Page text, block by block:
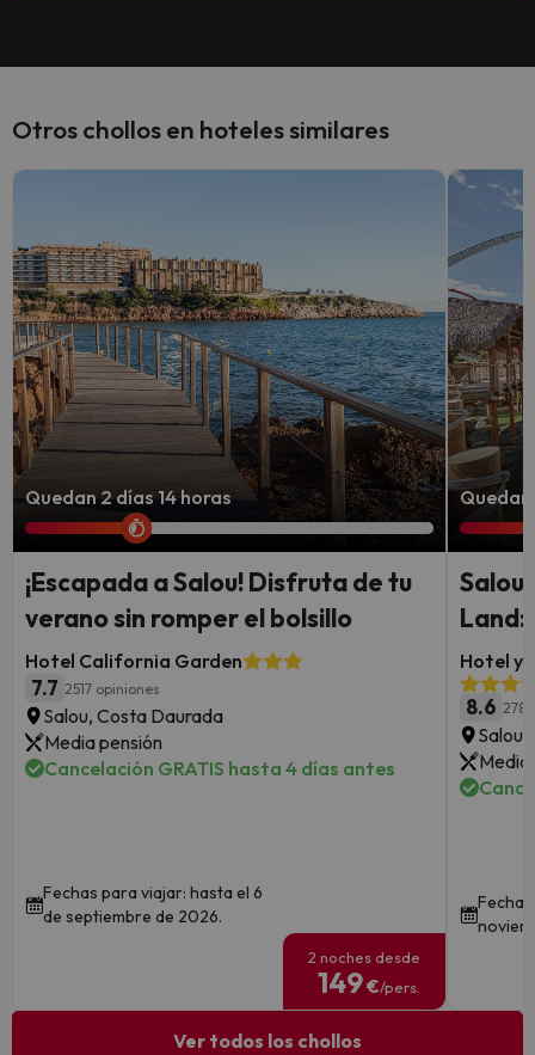
Otros chollos en hoteles similares
Quedan 2 días 14 horas
¡Escapada a Salou! Disfruta de tu
verano sin romper el bolsillo
Hotel California Garden
7.7 2517 opiniones
Salou, Costa Daurada
Media pensión
Cancelación GRATIS hasta 4 días antes
Fechas para viajar: hasta el 6
de septiembre de 2026.
2 noches desde
149€/pers.
Quedan
Land:
Hotel y
8.6 278
Media
Ver todos los chollos